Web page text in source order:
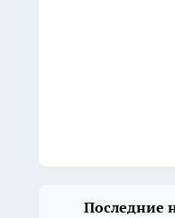
Последние